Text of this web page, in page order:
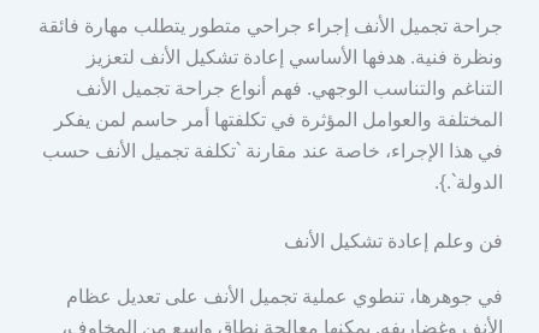
جراحة تجميل الأنف إجراء جراحي متطور يتطلب مهارة فائقة
ونظرة فنية. هدفها الأساسي إعادة تشكيل الأنف لتعزيز
التناغم والتناسب الوجهي. فهم أنواع جراحة تجميل الأنف
المختلفة والعوامل المؤثرة في تكلفتها أمر حاسم لمن يفكر
في هذا الإجراء، خاصة عند مقارنة `تكلفة تجميل الأنف حسب
الدولة`.}.
فن وعلم إعادة تشكيل الأنف
في جوهرها، تنطوي عملية تجميل الأنف على تعديل عظام
الأنف وغضاريفه. يمكنها معالجة نطاق واسع من المخاوف،